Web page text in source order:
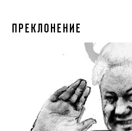
ПРЕКЛОНЕНИЕ